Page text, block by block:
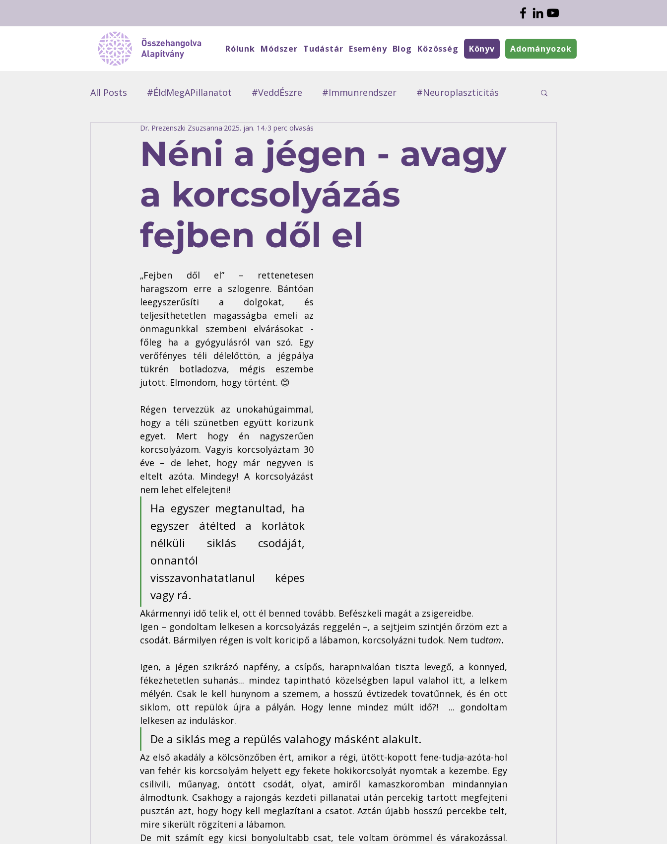
Rólunk Módszer Tudástár Esemény Blog Közösség Könyv Adományozok
All Posts #ÉldMegAPillanatot #VeddÉszre #Immunrendszer #Neuroplaszticitás
#ManóDuma #RésztvevőkMondták #Vendégblog
Néni a jégen - avagy
a korcsolyázás
fejben dől el
Dr. Prezenszki Zsuzsanna 2025. jan. 14. 3 perc olvasás
„Fejben dől el” – rettenetesen
haragszom erre a szlogenre. Bántóan
leegyszerűsíti a dolgokat, és
teljesíthetetlen magasságba emeli az
önmagunkkal szembeni elvárásokat -
főleg ha a gyógyulásról van szó. Egy
verőfényes téli délelőttön, a jégpálya
tükrén botladozva, mégis eszembe
jutott. Elmondom, hogy történt. 😊
Régen tervezzük az unokahúgaimmal,
hogy a téli szünetben együtt korizunk
egyet. Mert hogy én nagyszerűen
korcsolyázom. Vagyis korcsolyáztam 30
éve – de lehet, hogy már negyven is
eltelt azóta. Mindegy! A korcsolyázást
nem lehet elfelejteni!
Ha egyszer megtanultad, ha
egyszer átélted a korlátok
nélküli siklás csodáját,
onnantól
visszavonhatatlanul képes
vagy rá.
Akármennyi idő telik el, ott él benned tovább. Befészkeli magát a zsigereidbe.
Igen – gondoltam lelkesen a korcsolyázás reggelén –, a sejtjeim szintjén őrzöm ezt a
csodát. Bármilyen régen is volt koricipő a lábamon, korcsolyázni tudok. Nem tudtam.
Igen, a jégen szikrázó napfény, a csípős, harapnivalóan tiszta levegő, a könnyed,
fékezhetetlen suhanás... mindez tapintható közelségben lapul valahol itt, a lelkem
mélyén. Csak le kell hunynom a szemem, a hosszú évtizedek tovatűnnek, és én ott
siklom, ott repülök újra a pályán. Hogy lenne mindez múlt idő?!  ... gondoltam
lelkesen az induláskor.
De a siklás meg a repülés valahogy másként alakult.
Az első akadály a kölcsönzőben ért, amikor a régi, ütött-kopott fene-tudja-azóta-hol
van fehér kis korcsolyám helyett egy fekete hokikorcsolyát nyomtak a kezembe. Egy
csilivili, műanyag, öntött csodát, olyat, amiről kamaszkoromban mindannyian
álmodtunk. Csakhogy a rajongás kezdeti pillanatai után percekig tartott megfejteni
pusztán azt, hogy hogy kell meglazítani a csatot. Aztán újabb hosszú percekbe telt,
mire sikerült rögzíteni a lábamon.
De mit számít egy kicsi bonyolultabb csat, tele voltam örömmel és várakozással.